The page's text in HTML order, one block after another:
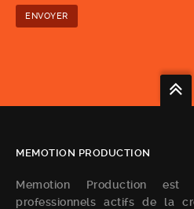
MEMOTION PRODUCTION
Memotion Production
professionnels actifs de la